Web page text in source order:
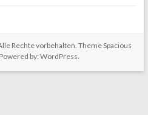
Alle Rechte vorbehalten. ThemeSpacious
by: WordPress